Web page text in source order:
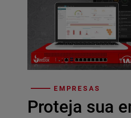
EMPRESAS
Proteja sua